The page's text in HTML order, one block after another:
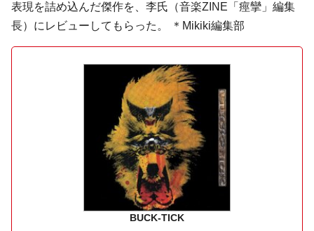
表現を詰め込んだ傑作を、李氏（音楽ZINE「痙攣」編集
長）にレビューしてもらった。 ＊Mikiki編集部
BUCK-TICK